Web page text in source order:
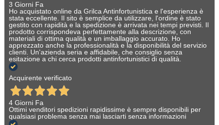
3 Giorni Fa
Ho acquistato online da Grilca Antinfortunistica e l'esperienza è
stata eccellente. Il sito è semplice da utilizzare, l'ordine è stato
gestito con rapidità e la spedizione è arrivata nei tempi previsti. Il
prodotto corrispondeva perfettamente alla descrizione, con
materiali di ottima qualità e un imballaggio accurato. Ho
apprezzato anche la professionalità e la disponibilità del servizio
clienti. Un'azienda seria e affidabile, che consiglio senza
esitazione a chi cerca prodotti antinfortunistici di qualità.
Acquirente verificato
4 Giorni Fa
Ottimi venditori spedizioni rapidissime è sempre disponibili per
qualsiasi problema senza mai lasciarti senza informazioni